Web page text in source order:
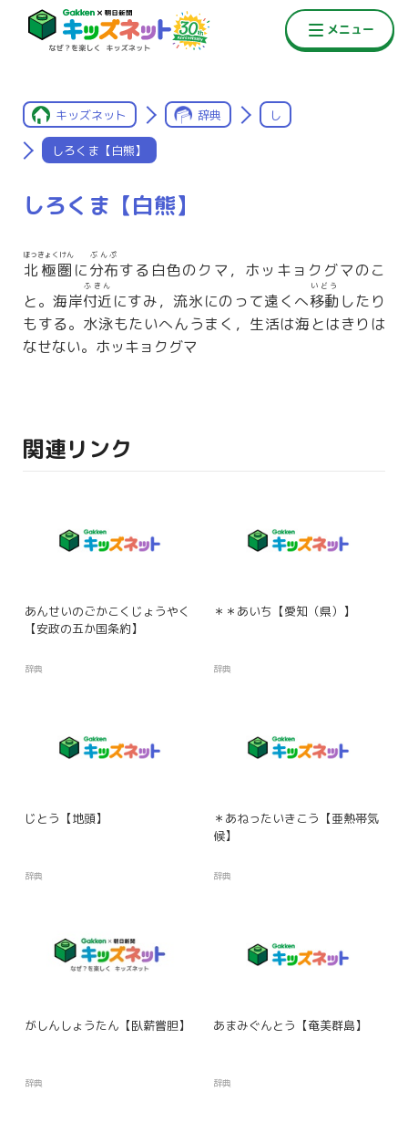
キッズネット 辞典 し
しろくま【白熊】
しろくま【白熊】
北極圏
ほっきょくけん
に分布
ぶんぷ
する白色のクマ，ホッキョクグマのこ
と。海岸付近
ふきん
にすみ，流氷にのって遠くへ移動
いどう
したり
もする。水泳もたいへんうまく，生活は海とはきりは
なせない。ホッキョクグマ
関連リンク
あんせいのごかこくじょうやく
【安政の五か国条約】
辞典
＊＊あいち【愛知（県）】
辞典
じとう【地頭】
辞典
＊あねったいきこう【亜熱帯気
候】
辞典
がしんしょうたん【臥薪嘗胆】
辞典
あまみぐんとう【奄美群島】
辞典